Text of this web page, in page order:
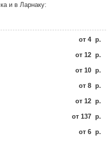
и в Ларнаку:
от 4 р.
от 12 р.
от 10 р.
от 8 р.
от 12 р.
от 137 р.
от 6 р.